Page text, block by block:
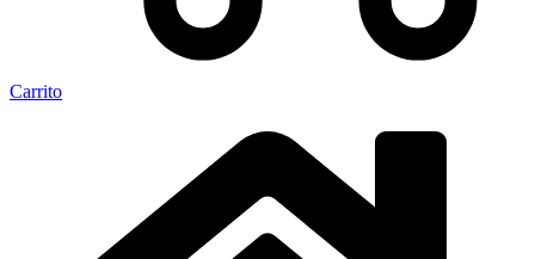
Carrito